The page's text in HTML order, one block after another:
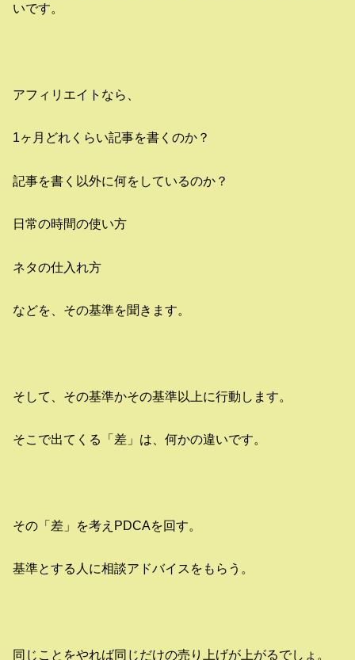
いです。
アフィリエイトなら、
1ヶ月どれくらい記事を書くのか？
記事を書く以外に何をしているのか？
日常の時間の使い方
ネタの仕入れ方
などを、その基準を聞きます。
そして、その基準かその基準以上に行動します。
そこで出てくる「差」は、何かの違いです。
その「差」を考えPDCAを回す。
基準とする人に相談アドバイスをもらう。
同じことをやれば同じだけの売り上げが上がるでしょ。